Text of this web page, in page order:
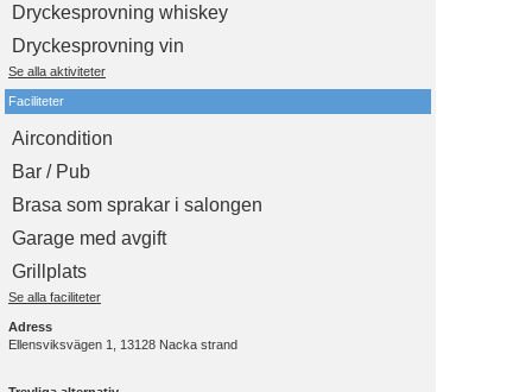
Dryckesprovning whiskey
Dryckesprovning vin
Se alla aktiviteter
Faciliteter
Aircondition
Bar / Pub
Brasa som sprakar i salongen
Garage med avgift
Grillplats
Se alla faciliteter
Adress
Ellensviksvägen 1, 13128 Nacka strand